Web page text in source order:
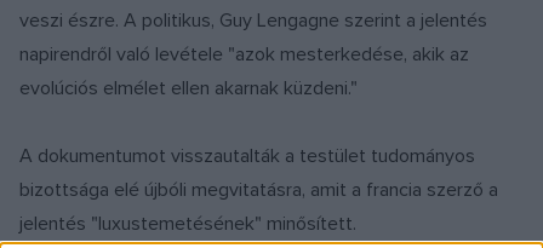
veszi észre. A politikus, Guy Lengagne szerint a jelentés
napirendről való levétele "azok mesterkedése, akik az
evolúciós elmélet ellen akarnak küzdeni."
A dokumentumot visszautalták a testület tudományos
bizottsága elé újbóli megvitatásra, amit a francia szerző a
jelentés "luxustemetésének" minősített.